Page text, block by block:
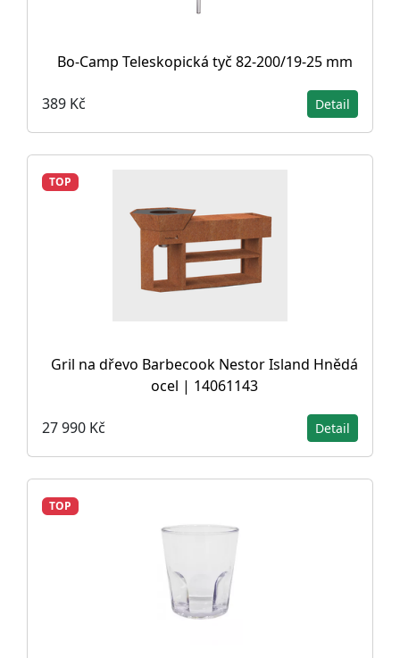
Bo-Camp Teleskopická tyč 82-200/19-25 mm
389 Kč Detail
TOP
Gril na dřevo Barbecook Nestor Island Hnědá
ocel | 14061143
27 990 Kč Detail
TOP